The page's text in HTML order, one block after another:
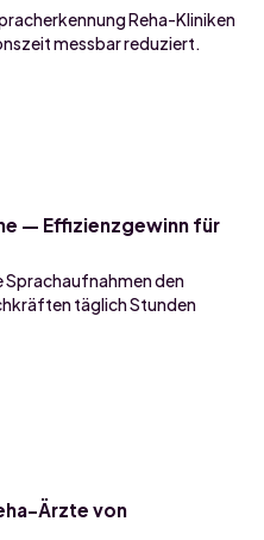
Reha-Kliniken
messbar reduziert.
— Effizienzgewinn für
Sprachaufnahmen den
täglich Stunden
Ärzte von